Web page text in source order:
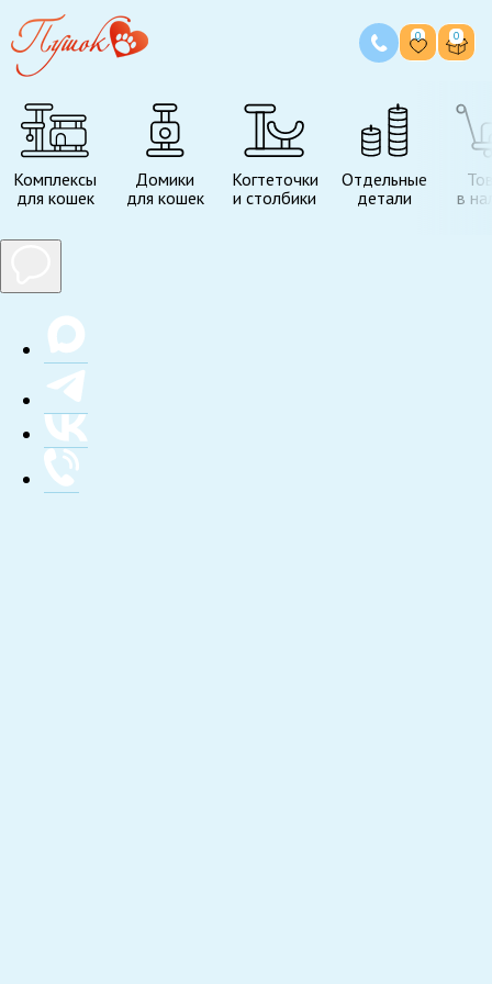
0 0
Комплексы
для кошек
Домики
для кошек
Когтеточки
и столбики
Отдельные
детали
в